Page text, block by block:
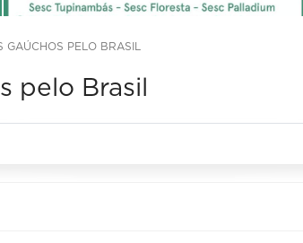
PELO BRASIL
pelo Brasil